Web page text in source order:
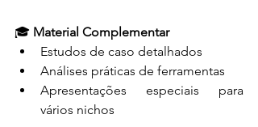
🎓 Material Complementar
Estudos de caso detalhados
Análises práticas de ferramentas
Apresentações especiais para
vários nichos